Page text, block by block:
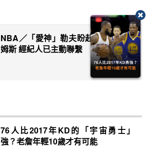
NBA／「愛神」勒夫盼赴費城重聚詹
姆斯 經紀人已主動聯繫
76人比2017年KD的「宇宙勇士」
強？老詹年輕10歲才有可能